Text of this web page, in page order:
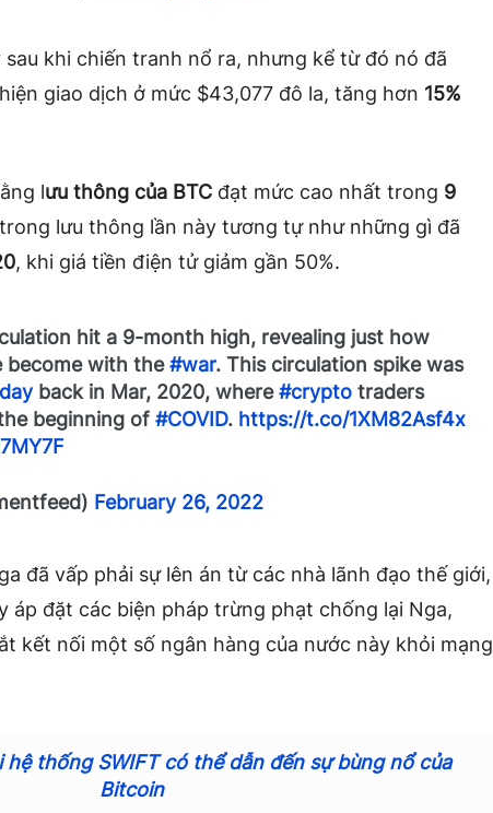
sau khi chiến tranh nổ ra, nhưng kể từ đó nó đã
giao dịch ở mức $43,077 đô la, tăng hơn 15%
lưu thông của BTC đạt mức cao nhất trong 9
lưu thông lần này tương tự như những gì đã
, khi giá tiền điện tử giảm gần 50%.
hit a 9-month high, revealing just how
become with the#war. This circulation spike was
back in Mar, 2020, where#crypto traders
beginning of#COVID. https://t.co/1XM82Asf4x
February 26, 2022
đã vấp phải sự lên án từ các nhà lãnh đạo thế giới,
áp đặt các biện pháp trừng phạt chống lại Nga,
kết nối một số ngân hàng của nước này khỏi mạng
hệ thống SWIFT có thể dẫn đến sự bùng nổ của
Bitcoin